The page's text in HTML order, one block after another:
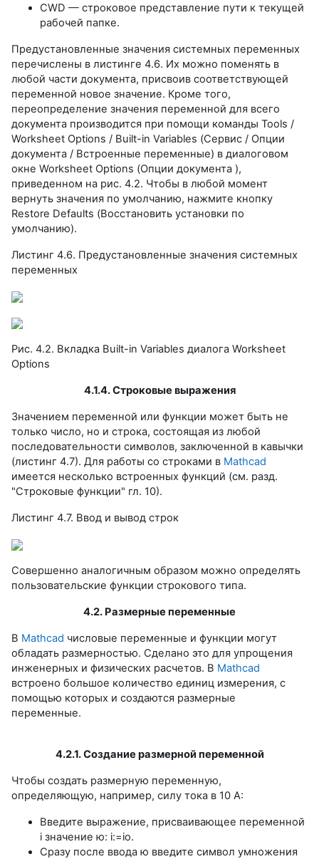
CWD — строковое представление пути к текущей
рабочей папке.
Предустановленные значения системных переменных
перечислены в листинге 4.6. Их можно поменять в
любой части документа, присвоив соответствующей
переменной новое значение. Кроме того,
переопределение значения переменной для всего
документа производится при помощи команды Tools /
Worksheet Options / Built-in Variables (Сервис / Опции
документа / Встроенные переменные) в диалоговом
окне Worksheet Options (Опции документа ),
приведенном на рис. 4.2. Чтобы в любой момент
вернуть значения по умолчанию, нажмите кнопку
Restore Defaults (Восстановить установки по
умолчанию).
Листинг 4.6. Предустановленные значения системных
переменных
Рис. 4.2. Вкладка Built-in Variables диалога Worksheet
Options
4.1.4. Строковые выражения
Значением переменной или функции может быть не
только число, но и строка, состоящая из любой
последовательности символов, заключенной в кавычки
(листинг 4.7). Для работы со строками в Mathcad
имеется несколько встроенных функций (см. разд.
"Строковые функции" гл. 10).
Листинг 4.7. Ввод и вывод строк
Совершенно аналогичным образом можно определять
пользовательские функции строкового типа.
4.2. Размерные переменные
В Mathcad числовые переменные и функции могут
обладать размерностью. Сделано это для упрощения
инженерных и физических расчетов. В Mathcad
встроено большое количество единиц измерения, с
помощью которых и создаются размерные
переменные.
4.2.1. Создание размерной переменной
Чтобы создать размерную переменную,
определяющую, например, силу тока в 10 А:
Введите выражение, присваивающее переменной
i значение ю: i:=io.
Сразу после ввода ю введите символ умножения